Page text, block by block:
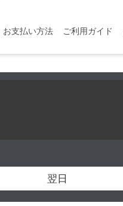
お支払い方法 ご利用ガイド
翌日